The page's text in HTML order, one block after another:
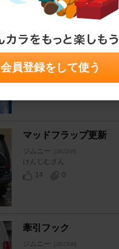
ルーフモール交換
王様のおやつさん
41
19
マッドフラップ更新
ジムニー [JB23W]
けんじむさん
14
0
牽引フック
ジムニー [JB23W]
会員登録をして使う